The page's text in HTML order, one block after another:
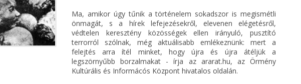
Ma, amikor úgy tűnik a történelem sokadszor is megismétli
önmagát, s a hírek lefejezésekről, elevenen elégetésről,
védtelen keresztény közösségek ellen irányuló, pusztító
terrorról szólnak, még aktuálisabb emlékeznünk: mert a
felejtés arra ítél minket, hogy újra és újra átéljük a
legszörnyűbb borzalmakat - írja az ararat.hu, az Örmény
Kultúrális és Informácós Központ hivatalos oldalán.